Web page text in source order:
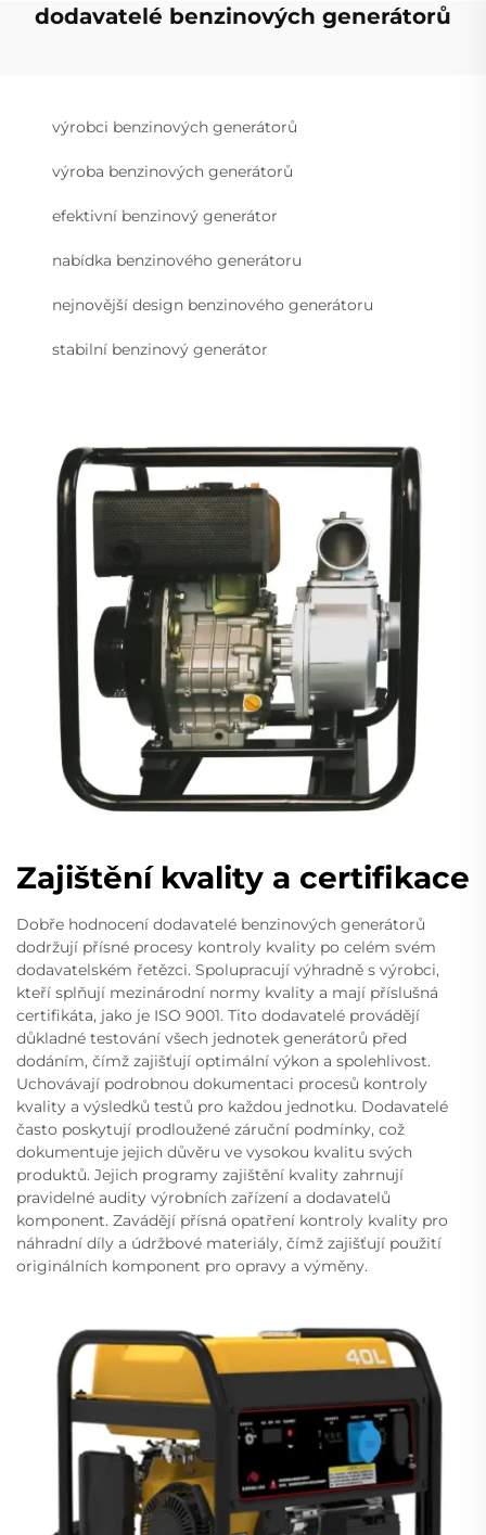
dodavatelé benzinových generátorů
výrobci benzinových generátorů
výroba benzinových generátorů
efektivní benzinový generátor
nabídka benzinového generátoru
nejnovější design benzinového generátoru
stabilní benzinový generátor
Zajištění kvality a certifikace
Dobře hodnocení dodavatelé benzinových generátorů
dodržují přísné procesy kontroly kvality po celém svém
dodavatelském řetězci. Spolupracují výhradně s výrobci,
kteří splňují mezinárodní normy kvality a mají příslušná
certifikáta, jako je ISO 9001. Tito dodavatelé provádějí
důkladné testování všech jednotek generátorů před
dodáním, čímž zajišťují optimální výkon a spolehlivost.
Uchovávají podrobnou dokumentaci procesů kontroly
kvality a výsledků testů pro každou jednotku. Dodavatelé
často poskytují prodloužené záruční podmínky, což
dokumentuje jejich důvěru ve vysokou kvalitu svých
produktů. Jejich programy zajištění kvality zahrnují
pravidelné audity výrobních zařízení a dodavatelů
komponent. Zavádějí přísná opatření kontroly kvality pro
náhradní díly a údržbové materiály, čímž zajišťují použití
originálních komponent pro opravy a výměny.